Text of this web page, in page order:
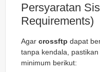
Persyaratan
Requirements)
Agar crossftp dapat
tanpa kendala,
minimum berikut: